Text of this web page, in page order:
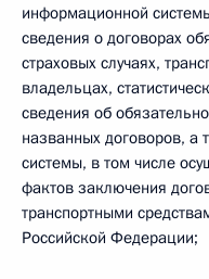
информационной
сведения о договорах
страховых случаях,
владельцах,
сведения об
названных договоров, а
системы, в том числе
фактов заключения
транспортными
Российской Федерации;